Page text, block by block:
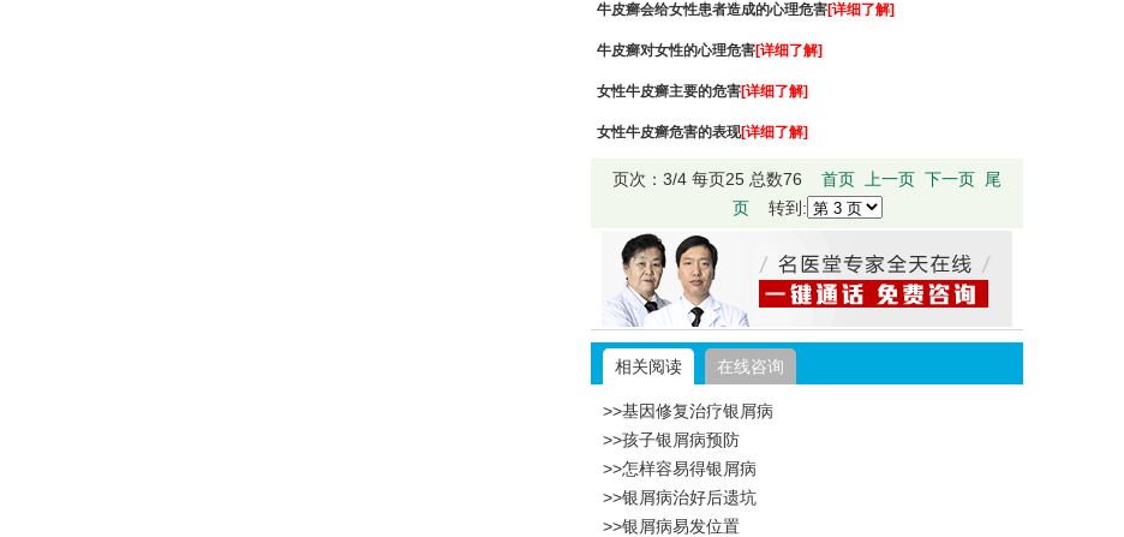
牛皮癣会给女性患者造成的心理危害[详细了解]
牛皮癣对女性的心理危害[详细了解]
女性牛皮癣主要的危害[详细了解]
女性牛皮癣危害的表现[详细了解]
页次：3/4 每页25 总数76 首页 上一页 下一页 尾
页转到:
相关阅读 在线咨询
>>基因修复治疗银屑病
>>孩子银屑病预防
>>怎样容易得银屑病
>>银屑病治好后遗坑
>>银屑病易发位置